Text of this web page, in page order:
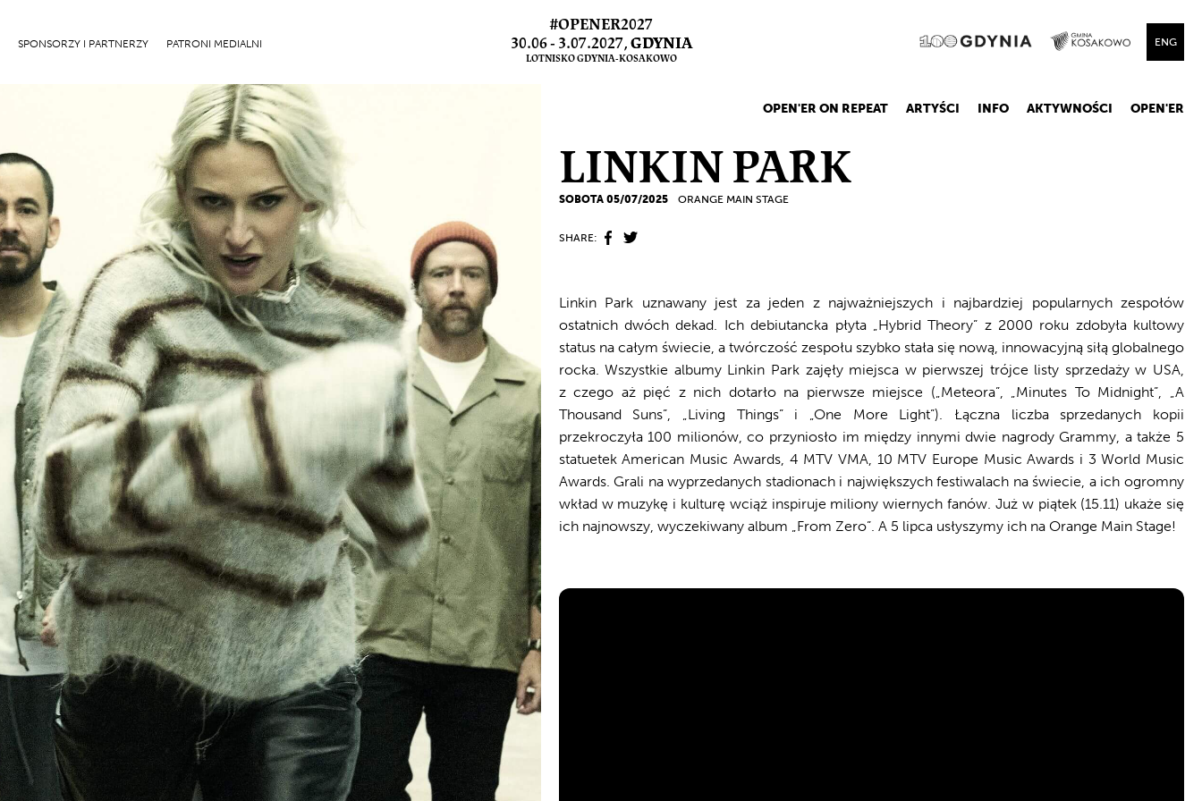
SPONSORZY I PARTNERZY PATRONI MEDIALNI
#OPENER2027
30.06 - 3.07.2027, GDYNIA
LOTNISKO GDYNIA-KOSAKOWO
ENG
OPEN'ER ON REPEAT ARTYŚCI INFO AKTYWNOŚCI OPEN'ER
LINKIN PARK
SOBOTA 05/07/2025 ORANGE MAIN STAGE
SHARE:
Linkin Park uznawany jest za jeden z najważniejszych i najbardziej popularnych zespołów
ostatnich dwóch dekad. Ich debiutancka płyta „Hybrid Theory” z 2000 roku zdobyła kultowy
status na całym świecie, a twórczość zespołu szybko stała się nową, innowacyjną siłą globalnego
rocka. Wszystkie albumy Linkin Park zajęły miejsca w pierwszej trójce listy sprzedaży w USA,
z czego aż pięć z nich dotarło na pierwsze miejsce („Meteora”, „Minutes To Midnight”, „A
Thousand Suns”, „Living Things” i „One More Light”). Łączna liczba sprzedanych kopii
przekroczyła 100 milionów, co przyniosło im między innymi dwie nagrody Grammy, a także 5
statuetek American Music Awards, 4 MTV VMA, 10 MTV Europe Music Awards i 3 World Music
Awards. Grali na wyprzedanych stadionach i największych festiwalach na świecie, a ich ogromny
wkład w muzykę i kulturę wciąż inspiruje miliony wiernych fanów. Już w piątek (15.11) ukaże się
ich najnowszy, wyczekiwany album „From Zero”. A 5 lipca usłyszymy ich na Orange Main Stage!